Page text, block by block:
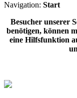
Navigation: Start
Besucher unserer
benötigen, können
eine Hilfsfunktion